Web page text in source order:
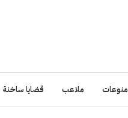
منوعات ملاعب قضايا ساخنة